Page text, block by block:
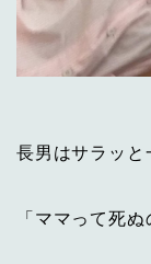
長男はサラッと
「ママって死